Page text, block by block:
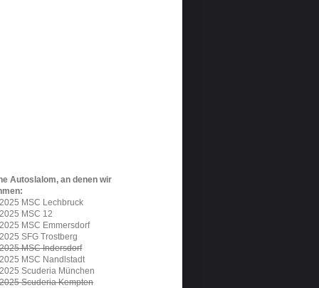
Autoslalom, an denen wir
MSC Lechbruck
MSC 12
MSC Emmersdorf
SFG Trostberg
MSC Indersdorf
MSC Nandlstadt
Scuderia München
Scuderia Kempten